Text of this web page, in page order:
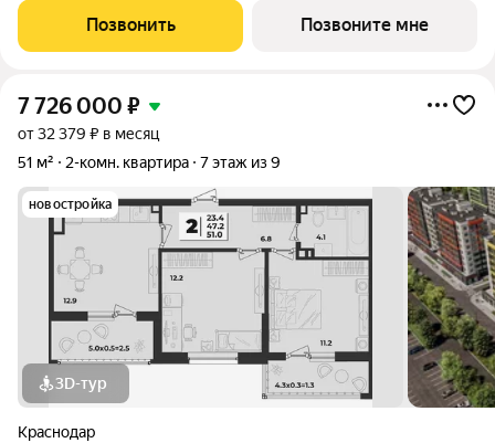
Позвонить Позвоните мне
7 726 000 ₽
от 32 379 ₽ в месяц
51 м²
2-комн. квартира 7 этаж из 9
новостройка
3D-тур
Краснодар